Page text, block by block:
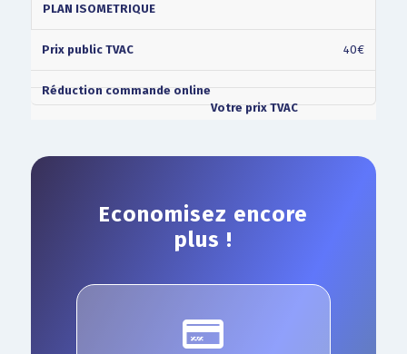
PLAN ISOMETRIQUE
40€
Economisez encore
plus !